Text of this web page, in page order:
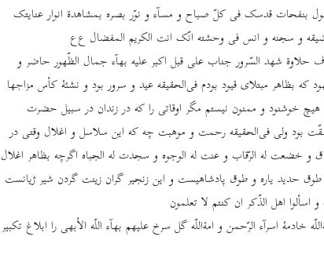
بنفحات قدسک فی کلّ صباح و مسآء و نوّر بصره بمشاهدة انوار عنایتک
و سجنه و انس فی وحشته انّک انت الکریم المفضال ع‌ع
حلاوة شهد السّرور جناب علی قبل اکبر علیه بهآء جمال الظّهور حاضر و
که بظاهر مبتلای قیود بودم فی‌الحقیقه عید و سرور بود و نشئۀ کأس مزاجها
خوشنود و ممنون نیستم مگر اوقاتی را که در زندان در سبیل حضرت
بود ولی فی‌الحقیقه رحمت و موهبت چه که این سلاسل و اغلال وقتی در
و خضعت له الرّقاب و عنت له الوجوه و سجدت له الجباه اگرچه بظاهر اغلال
حدید یاره و طوق پادشاهیست و این زنجیر گران زینت گردن شیر ژیانست
اهل الذّکر ان کنتم لا تعلمون
خادمۀ اسرآء الرّحمن و امة‌اللّه گل سرخ علیهم بهآء اللّه الأبهی را ابلاغ تکبیر